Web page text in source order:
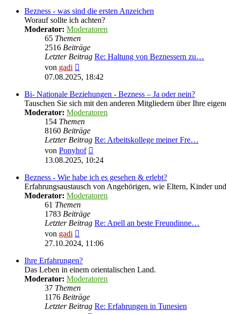
Bezness - was sind die ersten Anzeichen
Worauf sollte ich achten?
Moderator: Moderatoren
65 Themen
2516 Beiträge
Letzter Beitrag Re: Haltung von Beznessern zu…
von gadi
Beitrag
07.08.2025, 18:42
Bi- Nationale Beziehungen - Bezness – Ja oder nein?
Tauschen Sie sich mit den anderen Mitgliedern über Ihre
Moderator: Moderatoren
154 Themen
8160 Beiträge
Letzter Beitrag Re: Arbeitskollege meiner Fre…
von Ponyhof
Beitrag
13.08.2025, 10:24
Bezness - Wie habe ich es gesehen & erlebt?
Erfahrungsaustausch von Angehörigen, wie Eltern, Kinder
Moderator: Moderatoren
61 Themen
1783 Beiträge
Letzter Beitrag Re: Apell an beste Freundinne…
von gadi
Beitrag
27.10.2024, 11:06
Ihre Erfahrungen?
Das Leben in einem orientalischen Land.
Moderator: Moderatoren
37 Themen
1176 Beiträge
Letzter Beitrag Re: Erfahrungen in Tunesien